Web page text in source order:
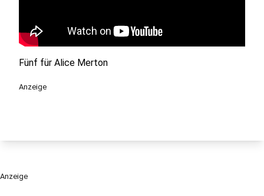
Fünf für Alice Merton
Anzeige
Anzeige